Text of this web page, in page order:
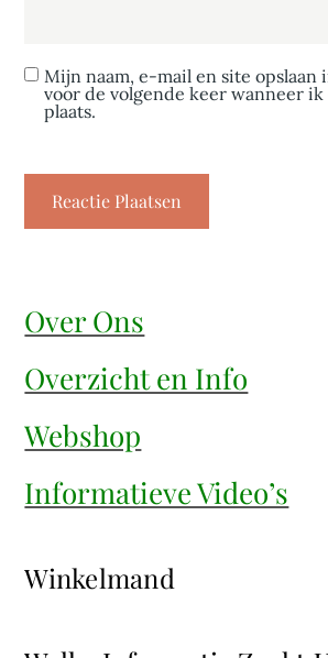
Mijn naam, e-mail en site opslaan
voor de volgende keer wanneer
plaats.
Over Ons
Overzicht en Info
Webshop
Informatieve Video’s
Winkelmand